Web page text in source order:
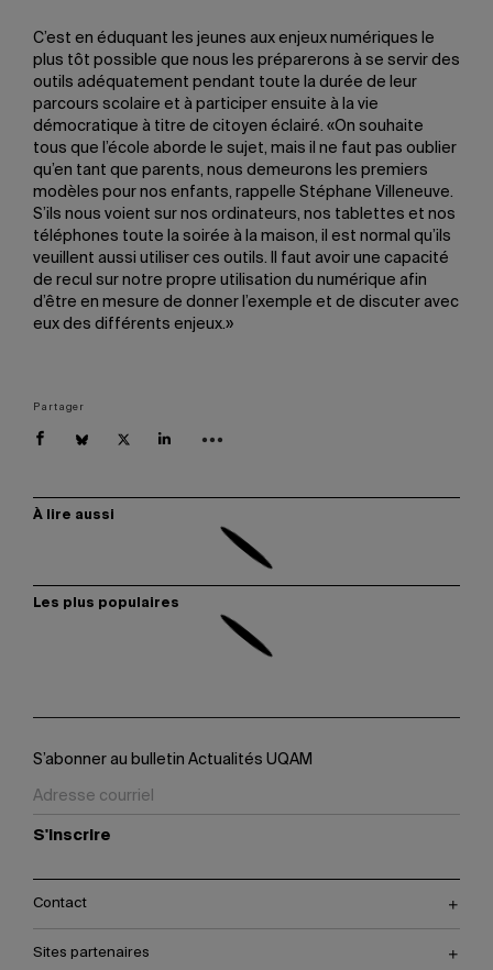
C’est en éduquant les jeunes aux enjeux numériques le
plus tôt possible que nous les préparerons à se servir des
outils adéquatement pendant toute la durée de leur
parcours scolaire et à participer ensuite à la vie
démocratique à titre de citoyen éclairé. «On souhaite
tous que l’école aborde le sujet, mais il ne faut pas oublier
qu’en tant que parents, nous demeurons les premiers
modèles pour nos enfants, rappelle Stéphane Villeneuve.
S’ils nous voient sur nos ordinateurs, nos tablettes et nos
téléphones toute la soirée à la maison, il est normal qu’ils
veuillent aussi utiliser ces outils. Il faut avoir une capacité
de recul sur notre propre utilisation du numérique afin
d’être en mesure de donner l’exemple et de discuter avec
eux des différents enjeux.»
Partager
À lire aussi
Les plus populaires
S’abonner au bulletin Actualités UQAM
S'inscrire
Contact
Sites partenaires